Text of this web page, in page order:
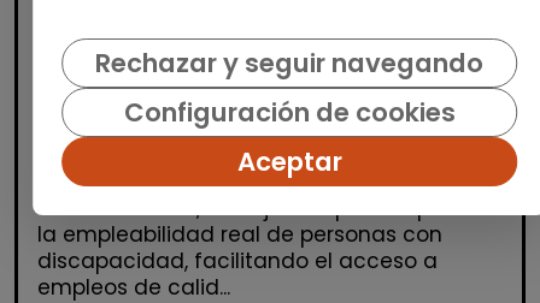
Analista ciberseguridad n1 (soc) -
discapacidad (madrid)
FUNDACIÓN GOODJOB| España(Madrid)
En la Fundación GoodJob, organización sin
ánimo de lucro, trabajamos para impulsar
la empleabilidad real de personas con
discapacidad, facilitando el acceso a
empleos de calid...
Rechazar y seguir navegando
Configuración de cookies
Aceptar